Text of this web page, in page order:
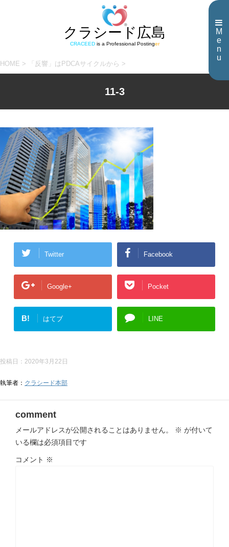
M
e
n
u
クラシード広島
CRACEEDis a Professional Postinger
HOME > 「反響」はPDCAサイクルから >
11-3
Twitter Facebook
Google+ Pocket
B! はてブ LINE
投稿日： 2020年3月22日
執筆者： クラシード本部
comment
メールアドレスが公開されることはありません。 ※ が付いて
いる欄は必須項目です
コメント ※